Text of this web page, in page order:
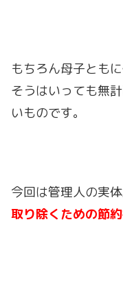
もちろん母子とも
そうはいっても無
いものです。
今回は管理人の実体
取り除くための節